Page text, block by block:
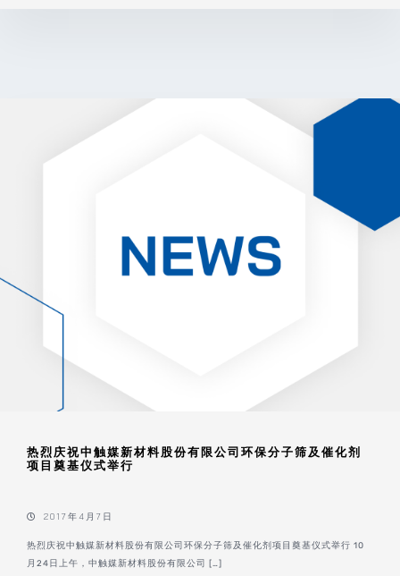
热烈庆祝中触媒新材料股份有限公司环保分子筛及催化剂
项目奠基仪式举行
2017年4月7日
热烈庆祝中触媒新材料股份有限公司环保分子筛及催化剂项目奠基仪式举行 10
月24日上午，中触媒新材料股份有限公司 […]